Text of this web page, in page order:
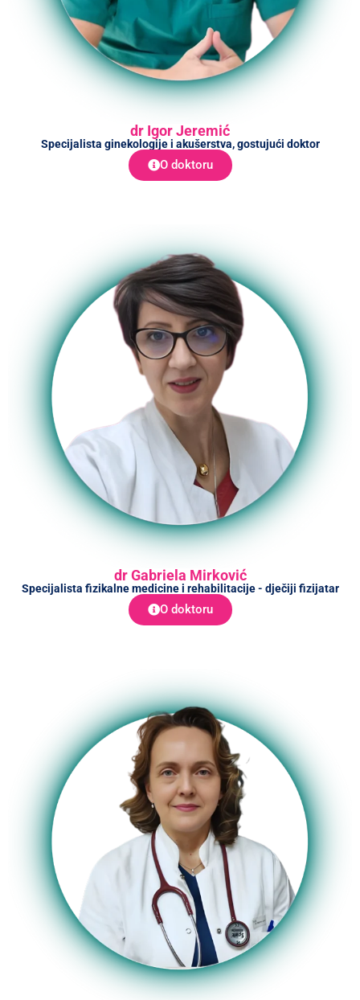
dr Igor Jeremić
Specijalista ginekologije i akušerstva, gostujući doktor
O doktoru
dr Gabriela Mirković
Specijalista fizikalne medicine i rehabilitacije - dječiji fizijatar
O doktoru